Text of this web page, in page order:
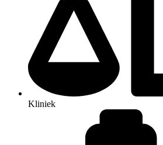
Kliniek